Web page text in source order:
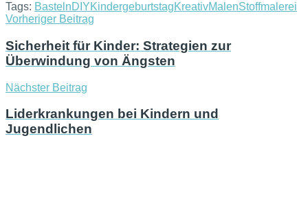
Tags: BastelnDIYKindergeburtstagKreativMalenStoffmalerei
Vorheriger Beitrag
Sicherheit für Kinder: Strategien zur
Überwindung von Ängsten
Nächster Beitrag
Liderkrankungen bei Kindern und
Jugendlichen